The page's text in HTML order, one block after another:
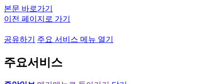
본문 바로가기
이전 페이지로 가기
공유하기 주요 서비스 메뉴 열기
주요서비스